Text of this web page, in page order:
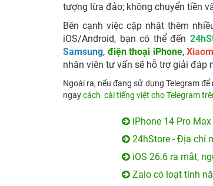
tượng lừa đảo; không chuyển tiền
Bên cạnh việc cập nhật thêm
iOS/Android, bạn có thể đến
Samsung, điện thoại iPhone,
nhân viên tư vấn sẽ hỗ trợ giải đáp
Ngoài ra, nếu đang sử dụng Telegram
ngaycách cài tiếng việt cho Telegram
iPhone 14 Pro
24hStore - Địa chỉ
iOS 26.6 ra mắt,
Zalo có loạt tính